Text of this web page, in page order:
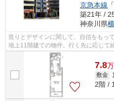
京急本線 「
築21年 /
神奈川県
造りとデザインに関して、自信をもっ
地上11階建ての物件。行く先に応じて
す。できるだけ早めに不動産情報を集
7.8万
敷金
2階 /